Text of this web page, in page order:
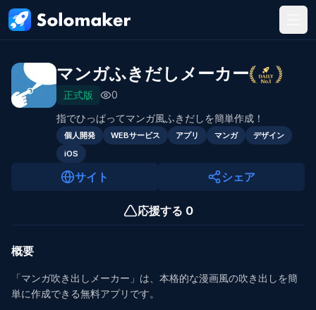
メインコンテンツにスキップ
マンガふきだしメーカー
正式版 0
指でひっぱってマンガ風ふきだしを簡単作成！
個人開発 WEBサービス アプリ マンガ
デザイン
iOS
サイト シェア
応援する 0
概要
「マンガ吹き出しメーカー」は、本格的な漫画風の吹き出しを簡
単に作成できる無料アプリです。